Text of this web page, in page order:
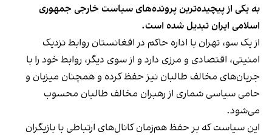
به یکی از پیچیده‌ترین پرونده‌های سیاست خارجی جمهوری
اسلامی ایران تبدیل شده است.
از یک سو، تهران با اداره حاکم در افغانستان روابط نزدیک
امنیتی، اقتصادی و مرزی دارد و از سوی دیگر، روابط خود را با
جریان‌های مخالف طالبان نیز حفظ کرده و همچنان میزبان و
حامی سیاسی شماری از رهبران مخالف طالبان محسوب
می‌شود.
این سیاست که بر حفظ هم‌زمان کانال‌های ارتباطی با بازیگران